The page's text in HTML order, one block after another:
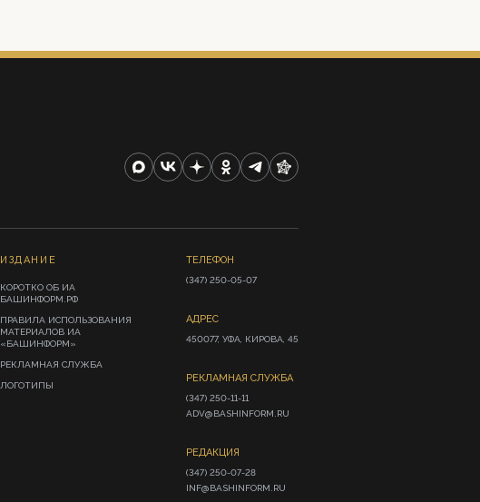
ИЗДАНИЕ
КОРОТКО ОБ ИА
БАШИНФОРМ.РФ
ПРАВИЛА ИСПОЛЬЗОВАНИЯ
МАТЕРИАЛОВ ИА
«БАШИНФОРМ»
РЕКЛАМНАЯ СЛУЖБА
ЛОГОТИПЫ
ТЕЛЕФОН
(347) 250-05-07
АДРЕС
450077, УФА, КИРОВА, 45
РЕКЛАМНАЯ СЛУЖБА
(347) 250-11-11
ADV@BASHINFORM.RU
РЕДАКЦИЯ
(347) 250-07-28
INF@BASHINFORM.RU